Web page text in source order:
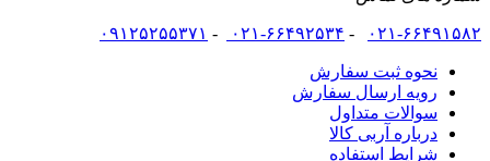
۰۲۱-۶۶۴۹۱۵۸۲ - ۰۲۱-۶۶۴۹۲۵۳۴ - ۰۹۱۲۵۲۵۵۳۷۱
نحوه ثبت سفارش
رویه ارسال سفارش
سوالات متداول
درباره آربی کالا
شرایط استفاده